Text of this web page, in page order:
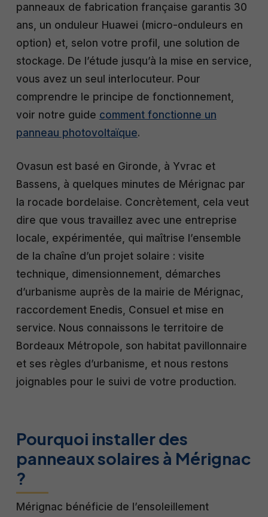
panneaux de fabrication française garantis 30
ans, un onduleur Huawei (micro-onduleurs en
option) et, selon votre profil, une solution de
stockage. De l’étude jusqu’à la mise en service,
vous avez un seul interlocuteur. Pour
comprendre le principe de fonctionnement,
voir notre guide comment fonctionne un
panneau photovoltaïque.
Ovasun est basé en Gironde, à Yvrac et
Bassens, à quelques minutes de Mérignac par
la rocade bordelaise. Concrètement, cela veut
dire que vous travaillez avec une entreprise
locale, expérimentée, qui maîtrise l’ensemble
de la chaîne d’un projet solaire : visite
technique, dimensionnement, démarches
d’urbanisme auprès de la mairie de Mérignac,
raccordement Enedis, Consuel et mise en
service. Nous connaissons le territoire de
Bordeaux Métropole, son habitat pavillonnaire
et ses règles d’urbanisme, et nous restons
joignables pour le suivi de votre production.
Pourquoi installer des
panneaux solaires à Mérignac
?
Mérignac bénéficie de l’ensoleillement